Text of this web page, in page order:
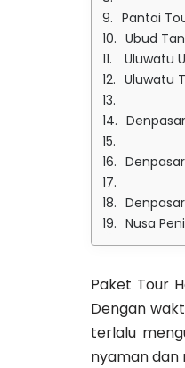
Pantai
Ubud
Uluwatu
Uluwatu
Nusa
Paket Tour
Dengan
terlalu
nyaman dan